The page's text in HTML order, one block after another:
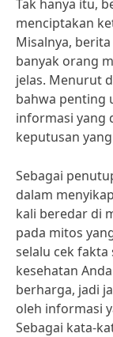
Tak hanya itu,
menciptakan
Misalnya,
banyak orang
jelas. Menurut
bahwa penting
informasi yang
keputusan
Sebagai
dalam
kali beredar di
pada mitos
selalu cek
kesehatan
berharga, jadi
oleh informasi
Sebagai kata-